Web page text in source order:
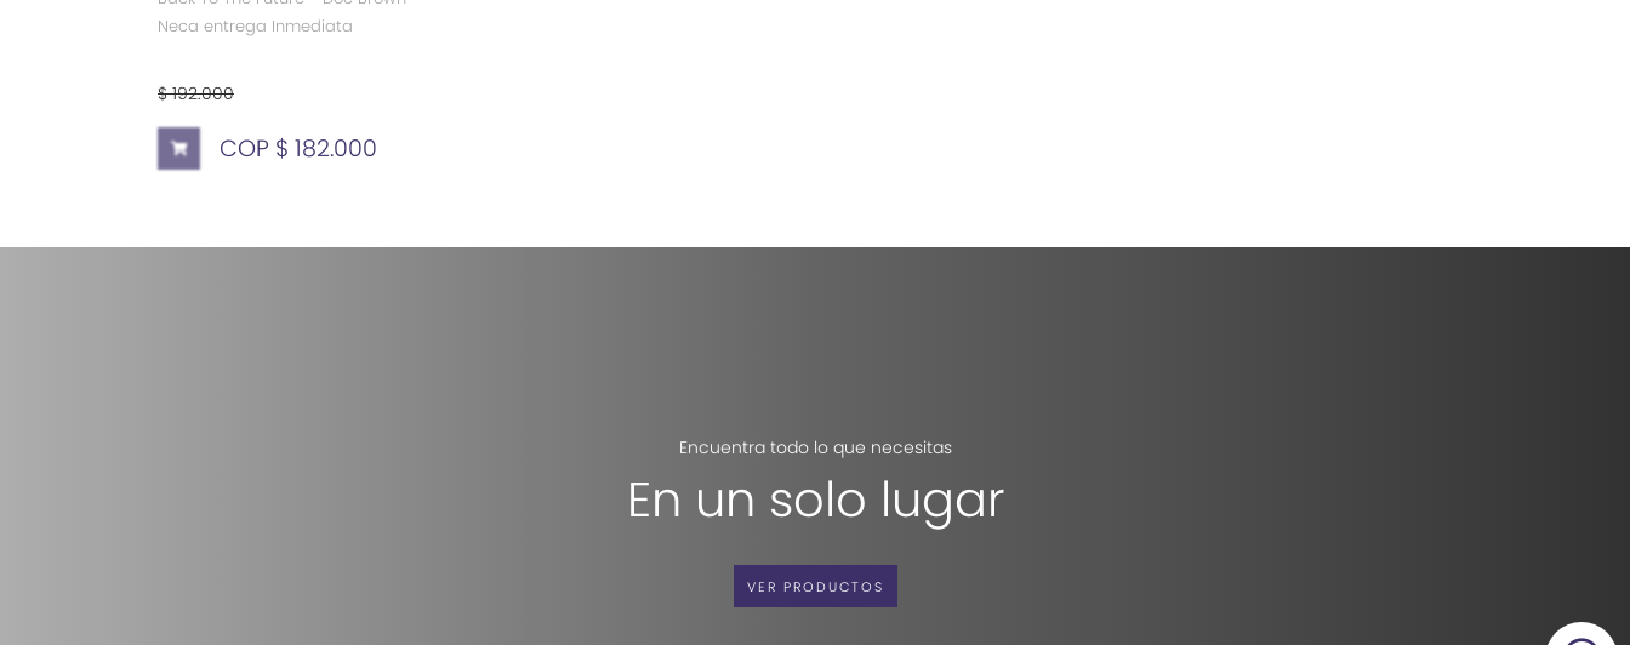
Neca entrega Inmediata
$ 192.000
COP $ 182.000
Encuentra todo lo que necesitas
En un solo lugar
VER PRODUCTOS